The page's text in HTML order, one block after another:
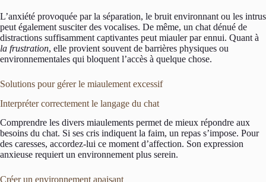
L’anxiété provoquée par la séparation, le bruit environnant ou les intrus
peut également susciter des vocalises. De même, un chat dénué de
distractions suffisamment captivantes peut miauler par ennui. Quant à
la frustration, elle provient souvent de barrières physiques ou
environnementales qui bloquent l’accès à quelque chose.
Solutions pour gérer le miaulement excessif
Interpréter correctement le langage du chat
Comprendre les divers miaulements permet de mieux répondre aux
besoins du chat. Si ses cris indiquent la faim, un repas s’impose. Pour
des caresses, accordez-lui ce moment d’affection. Son expression
anxieuse requiert un environnement plus serein.
Créer un environnement apaisant